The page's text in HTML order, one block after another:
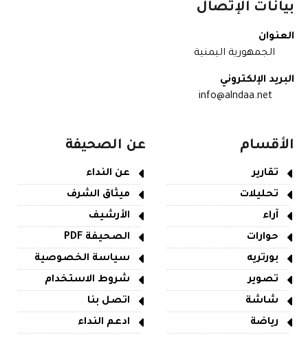
بيانات الإتصال
العنوان
الجمهورية اليمنية
البريد الإلكتروني
info@alndaa.net
الأقسام
تقارير
تحليلات
آراء
حوارات
بورتريه
تصوير
شاشة
رياضة
عن الصحيفة
عن النداء
ميثاق الشرف
الأرشيف
الصحيفة PDF
سياسة الخصوصية
شروط الاستخدام
اتصل بنا
ادعم النداء